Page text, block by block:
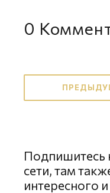
0
Подпишитесь
сети, там
интересного